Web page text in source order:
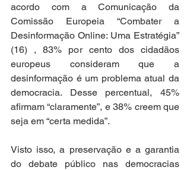
acordo com a Comunicação da
Comissão Europeia “Combater a
Desinformação Online: Uma Estratégia”
(16) , 83% por cento dos cidadãos
europeus consideram que a
desinformação é um problema atual da
democracia. Desse percentual, 45%
afirmam “claramente”, e 38% creem que
seja em “certa medida”.
Visto isso, a preservação e a garantia
do debate público nas democracias